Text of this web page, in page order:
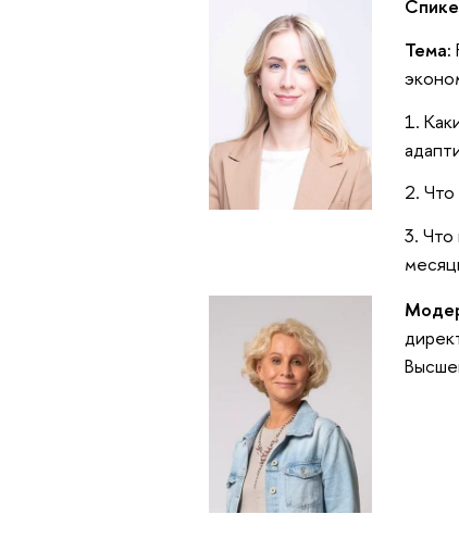
Тема:
1.
2. Что
3. Что